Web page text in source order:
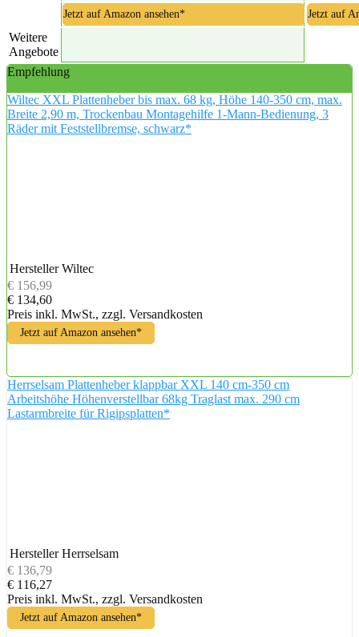
Jetzt auf Amazon ansehen* Jetzt auf
Weitere
Angebote
Empfehlung
Wiltec XXL Plattenheber bis max. 68 kg, Höhe 140-350 cm, max.
Breite 2,90 m, Trockenbau Montagehilfe 1-Mann-Bedienung, 3
Räder mit Feststellbremse, schwarz*
Hersteller Wiltec
€ 156,99
€ 134,60
Preis inkl. MwSt., zzgl. Versandkosten
Jetzt auf Amazon ansehen*
Herrselsam Plattenheber klappbar XXL 140 cm-350 cm
Arbeitshöhe Höhenverstellbar 68kg Traglast max. 290 cm
Lastarmbreite für Rigipsplatten*
Hersteller Herrselsam
€ 136,79
€ 116,27
Preis inkl. MwSt., zzgl. Versandkosten
Jetzt auf Amazon ansehen*